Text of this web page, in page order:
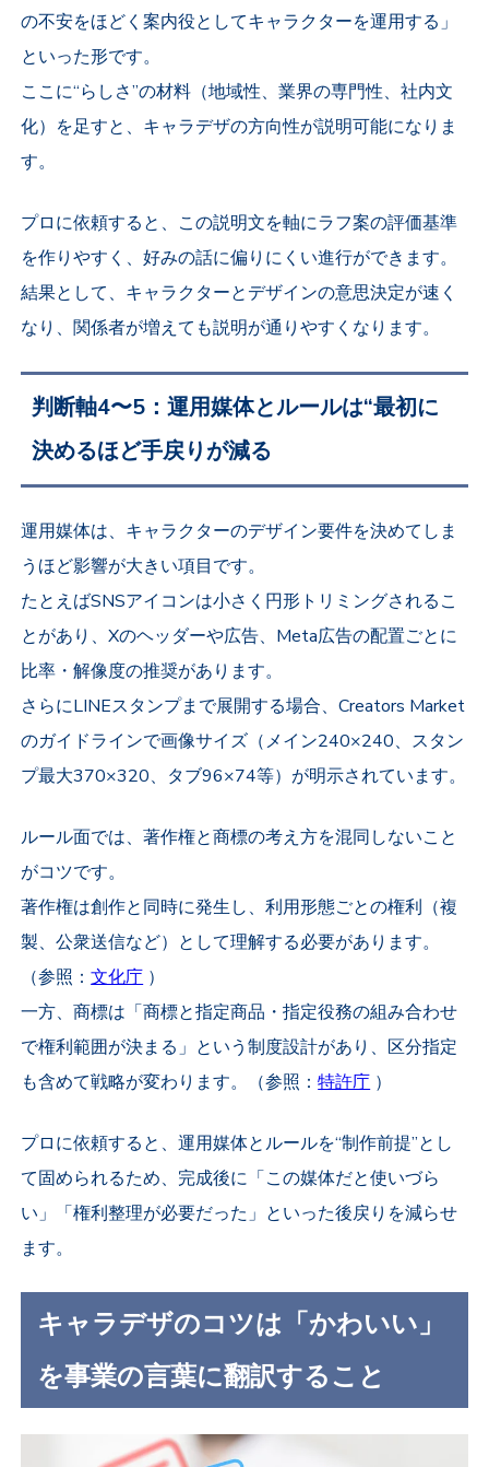
の不安をほどく案内役としてキャラクターを運用する」
といった形です。
ここに“らしさ”の材料（地域性、業界の専門性、社内文
化）を足すと、キャラデザの方向性が説明可能になりま
す。
プロに依頼すると、この説明文を軸にラフ案の評価基準
を作りやすく、好みの話に偏りにくい進行ができます。
結果として、キャラクターとデザインの意思決定が速く
なり、関係者が増えても説明が通りやすくなります。
判断軸4〜5：運用媒体とルールは“最初に
決めるほど手戻りが減る
運用媒体は、キャラクターのデザイン要件を決めてしま
うほど影響が大きい項目です。
たとえばSNSアイコンは小さく円形トリミングされるこ
とがあり、Xのヘッダーや広告、Meta広告の配置ごとに
比率・解像度の推奨があります。
さらにLINEスタンプまで展開する場合、Creators Market
のガイドラインで画像サイズ（メイン240×240、スタン
プ最大370×320、タブ96×74等）が明示されています。
ルール面では、著作権と商標の考え方を混同しないこと
がコツです。
著作権は創作と同時に発生し、利用形態ごとの権利（複
製、公衆送信など）として理解する必要があります。
（参照：文化庁 ）
一方、商標は「商標と指定商品・指定役務の組み合わせ
で権利範囲が決まる」という制度設計があり、区分指定
も含めて戦略が変わります。（参照：特許庁 ）
プロに依頼すると、運用媒体とルールを“制作前提”とし
て固められるため、完成後に「この媒体だと使いづら
い」「権利整理が必要だった」といった後戻りを減らせ
ます。
キャラデザのコツは「かわいい」
を事業の言葉に翻訳すること